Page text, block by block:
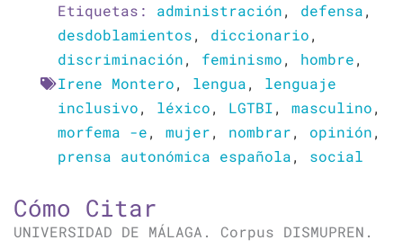
Etiquetas: administración, defensa,
desdoblamientos, diccionario,
discriminación, feminismo, hombre,
Irene Montero, lengua, lenguaje
inclusivo, léxico, LGTBI, masculino,
morfema -e, mujer, nombrar, opinión,
prensa autonómica española, social
Cómo Citar
UNIVERSIDAD DE MÁLAGA. Corpus DISMUPREN.